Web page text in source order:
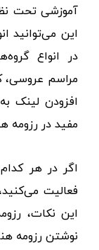
آموزشی تحت
این می‌توانید
در انواع
مراسم عروسی،
افزودن لینک
مفید در رزومه
اگر در هر
فعالیت
این نکات،
نوشتن رزومه